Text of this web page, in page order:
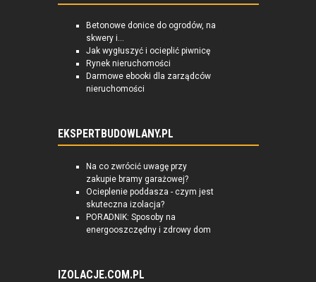
Betonowe donice do ogrodów, na
skwery i...
Jak wygłuszyć i ocieplić piwnicę
Rynek nieruchomości
Darmowe ebooki dla zarządców
nieruchomości
EKSPERTBUDOWLANY.PL
Na co zwrócić uwagę przy
zakupie bramy garażowej?
Ocieplenie poddasza - czym jest
skuteczna izolacja?
PORADNIK: Sposoby na
energooszczędny i zdrowy dom
IZOLACJE.COM.PL